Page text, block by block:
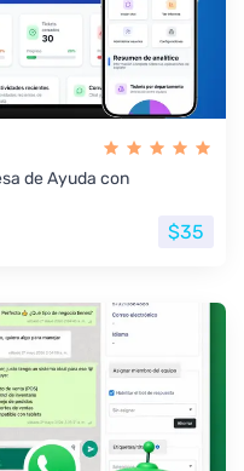
de Ayuda con
$35